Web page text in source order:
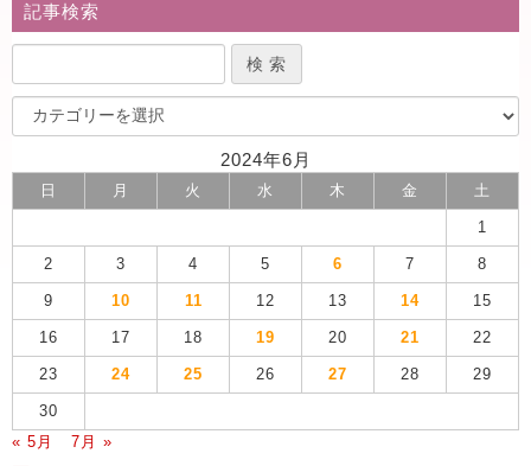
記事検索
2024年6月
日 月 火 水 木 金 土
1
2 3 4 5 6 7 8
9 10 11 12 13 14 15
16 17 18 19 20 21 22
23 24 25 26 27 28 29
30
« 5月
7月 »